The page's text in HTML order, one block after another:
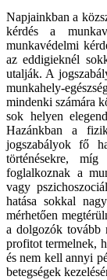
Napjainkban a
kérdés a
munkavédelmi
az eddigieknél
utalják. A
munkahely-
mindenki számára
sok helyen
Hazánkban a
jogszabályok fő
történésekre,
foglalkoznak a
vagy
hatása sokkal
mérhetően
a dolgozók tovább
profitot termelnek,
és nem kell annyi
betegségek